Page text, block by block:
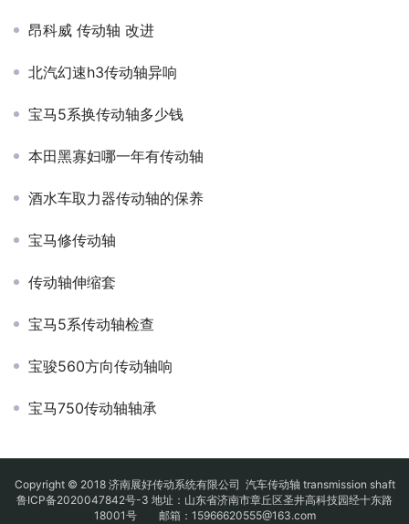
昂科威 传动轴 改进
北汽幻速h3传动轴异响
宝马5系换传动轴多少钱
本田黑寡妇哪一年有传动轴
酒水车取力器传动轴的保养
宝马修传动轴
传动轴伸缩套
宝马5系传动轴检查
宝骏560方向传动轴响
宝马750传动轴轴承
Copyright © 2018 济南展好传动系统有限公司 汽车传动轴 transmission shaft
鲁ICP备2020047842号-3 地址：山东省济南市章丘区圣井高科技园经十东路
18001号 邮箱：15966620555@163.com